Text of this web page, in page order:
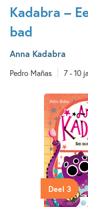
Kadabra –
bad
Anna Kadabra
Pedro Mañas 7 - 10
Deel 3